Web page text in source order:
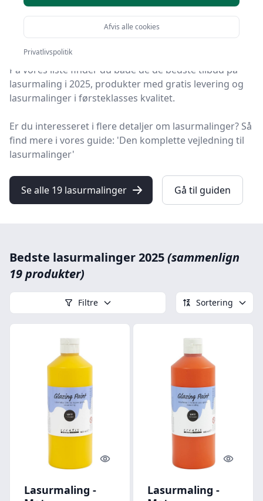
Du er landet på HandyGuiden, det helt rigtige sted at
finde lasurmalinger. Vi har udvalgt de 19 bedste
produkter lige nu, så du er sikret et godt køb!
På vores liste finder du både de de bedste tilbud på
lasurmaling i 2025, produkter med gratis levering og
lasurmalinger i førsteklasses kvalitet.
Er du interesseret i flere detaljer om lasurmalinger? Så
find mere i vores guide: 'Den komplette vejledning til
lasurmalinger'
Se alle 19 lasurmalinger Gå til guiden
Bedste lasurmalinger 2025(sammenlign
19 produkter)
Filtre Sortering
Quick look
Lasurmaling -
Quick
Lasurmaling -
Afvis alle cookies
Privatlivspolitik